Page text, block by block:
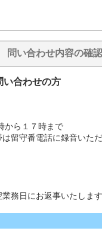
い合わせの方
から１７時まで
は留守番電話に録音いた
務日にお返事いたします